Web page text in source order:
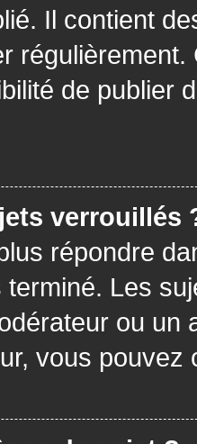
Il contient
de publier
verrouillés
répondre
Les
ou un
vous